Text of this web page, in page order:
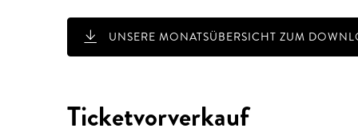
AUSSERGEWÖHNLICHE
UNSERE MONATSÜBERSICHT ZUM
Ticketvorverkauf